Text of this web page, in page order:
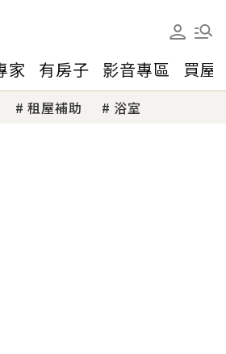
家 有房子 影音專區 買屋
租屋補助 浴室